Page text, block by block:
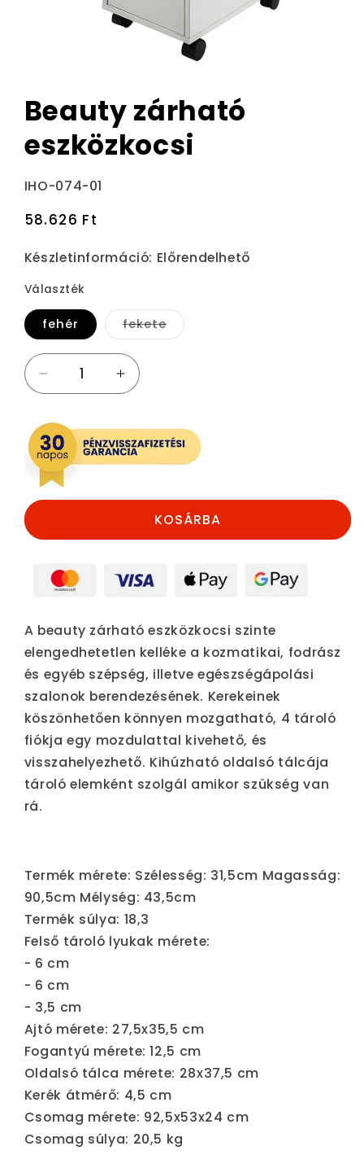
Beauty zárható
eszközkocsi
Termékváltozat:
IHO-074-01
Normál
58.626 Ft
Készletinformáció: Előrendelhető
Választék
fehér feketeA
változat
Beauty
zárható
mennyiségének
csökkentése
Beauty
zárható
mennyiségének
növelése
KOSÁRBA
A beauty zárható eszközkocsi szinte
elengedhetetlen kelléke a kozmatikai, fodrász
és egyéb szépség, illetve egészségápolási
szalonok berendezésének. Kerekeinek
köszönhetően könnyen mozgatható, 4 tároló
fiókja egy mozdulattal kivehető, és
visszahelyezhető. Kihúzható oldalsó tálcája
tároló elemként szolgál amikor szükség van
rá.
Termék mérete: Szélesség: 31,5cm Magasság:
90,5cm Mélység: 43,5cm
Termék súlya: 18,3
Felső tároló lyukak mérete:
- 6 cm
- 6 cm
- 3,5 cm
Ajtó mérete: 27,5x35,5 cm
Fogantyú mérete: 12,5 cm
Oldalsó tálca mérete: 28x37,5 cm
Kerék átmérő: 4,5 cm
Csomag mérete: 92,5x53x24 cm
Csomag súlya: 20,5 kg